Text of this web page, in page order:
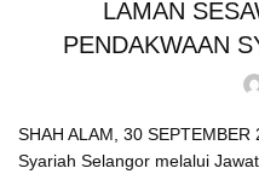
LAMAN
PENDAKWAAN
SHAH ALAM, 30
Syariah Selangor melalui